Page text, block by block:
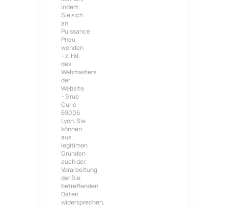
indem
Sie sich
an
Puissance
Pneu
wenden
– z. Hd.
des
Webmasters
der
Website
– 9 rue
Curie
69006
Lyon. Sie
können
aus
legitimen
Gründen
auch der
Verarbeitung
der Sie
betreffenden
Daten
widersprechen.